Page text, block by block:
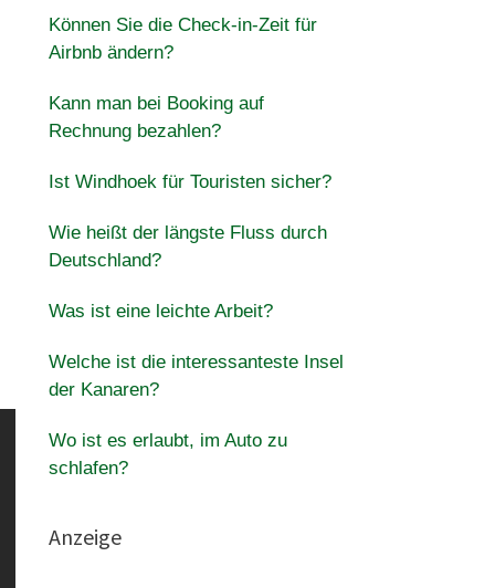
Können Sie die Check-in-Zeit für
Airbnb ändern?
Kann man bei Booking auf
Rechnung bezahlen?
Ist Windhoek für Touristen sicher?
Wie heißt der längste Fluss durch
Deutschland?
Was ist eine leichte Arbeit?
Welche ist die interessanteste Insel
der Kanaren?
Wo ist es erlaubt, im Auto zu
schlafen?
Anzeige